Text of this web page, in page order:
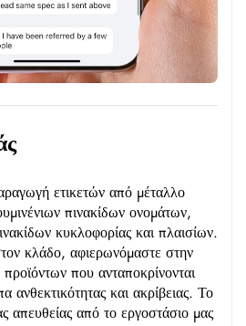
ετικετών από μέταλλο
πινακίδων ονομάτων,
κυκλοφορίας και πλαισίων.
κλάδο, αφιερωνόμαστε στην
που ανταποκρίνονται
ανθεκτικότητας και ακρίβειας. Το
απευθείας από το εργοστάσιο μας